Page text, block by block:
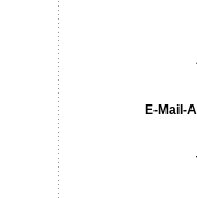
E-Mail-